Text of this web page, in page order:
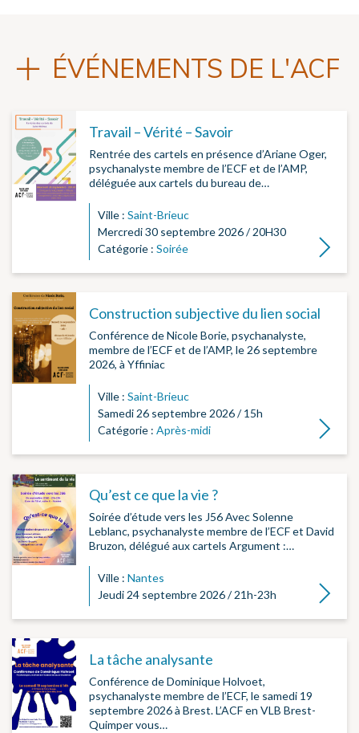
ÉVÉNEMENTS DE L'ACF
Travail – Vérité – Savoir
Rentrée des cartels en présence d’Ariane Oger,
psychanalyste membre de l’ECF et de l’AMP,
déléguée aux cartels du bureau de…
Ville : Saint-Brieuc
Mercredi 30 septembre 2026 / 20H30
Catégorie : Soirée Lire la
Construction subjective du lien social
Conférence de Nicole Borie, psychanalyste,
membre de l’ECF et de l’AMP, le 26 septembre
2026, à Yffiniac
Ville : Saint-Brieuc
Samedi 26 septembre 2026 / 15h
Catégorie : Après-midi Lire la
Qu’est ce que la vie ?
Soirée d’étude vers les J56 Avec Solenne
Leblanc, psychanalyste membre de l’ECF et David
Bruzon, délégué aux cartels Argument :…
Ville : Nantes
Jeudi 24 septembre 2026 / 21h-23h
Lire la
La tâche analysante
Conférence de Dominique Holvoet,
psychanalyste membre de l’ECF, le samedi 19
septembre 2026 à Brest. L’ACF en VLB Brest-
Quimper vous…